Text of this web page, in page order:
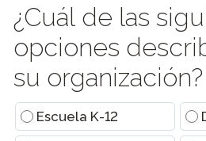
a
Quote
(Conversational)
¿Cuál de las
opciones
su organización?
Escuela K-12